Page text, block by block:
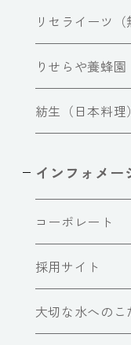
リセライーツ（
りせらや養蜂園
紡生（日本料理）
インフォメー
コーポレート
採用サイト
大切な水へのこ